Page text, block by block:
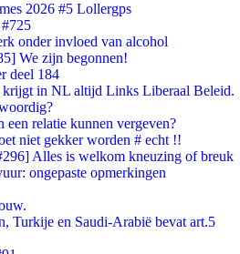
2026 #5 Lollergps
onder invloed van alcohol
We zijn begonnen!
deel 184
krijgt in NL altijd Links Liberaal Beleid.
een relatie kunnen vergeven?
niet gekker worden # echt !!
Alles is welkom kneuzing of breuk
ongepaste opmerkingen
Turkije en Saudi-Arabië bevat art.5